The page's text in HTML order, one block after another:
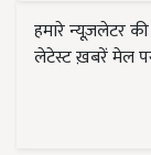
हमारे न्यूज़लेटर
लेटेस्ट ख़बरें मेल